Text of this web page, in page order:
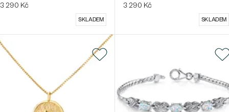
3 290 Kč
SKLADEM
3 290 Kč
SKLADEM